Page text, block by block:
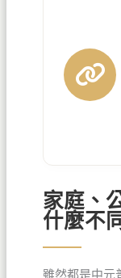
家庭、
什麼不
雖然都是中元